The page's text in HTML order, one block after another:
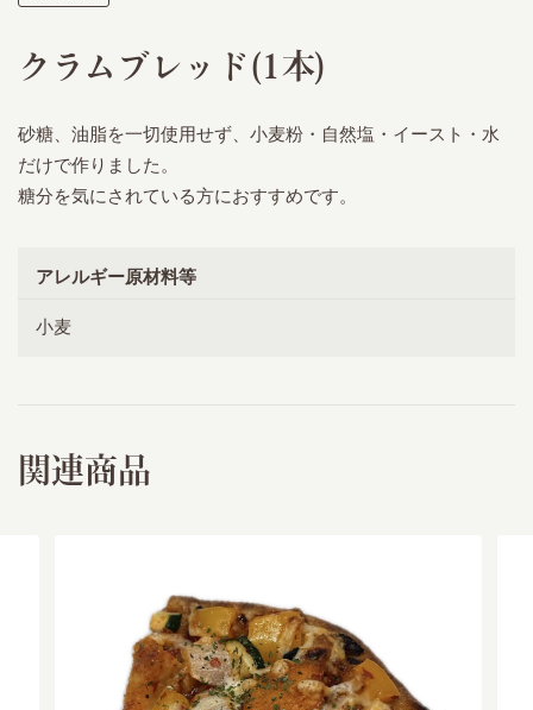
クラムブレッド(1本)
砂糖、油脂を一切使用せず、小麦粉・自然塩・イースト・水
だけで作りました。
糖分を気にされている方におすすめです。
アレルギー原材料等
小麦
関連商品